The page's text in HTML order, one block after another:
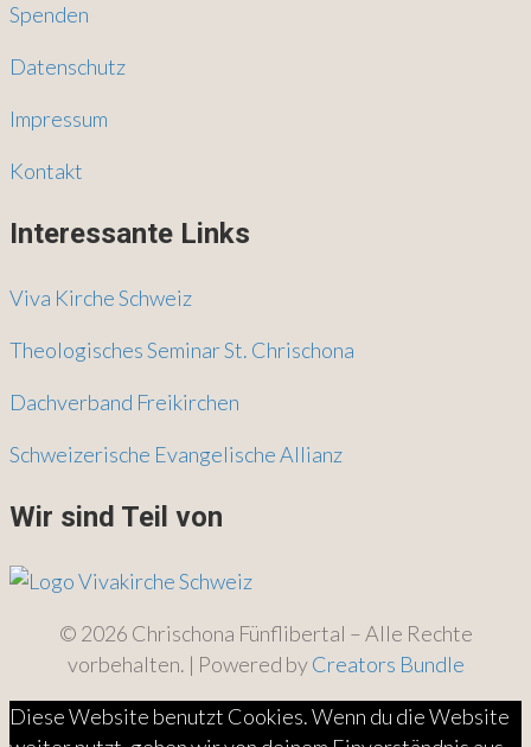
Spenden
Datenschutz
Impressum
Kontakt
Interessante Links
Viva Kirche Schweiz
Theologisches Seminar St. Chrischona
Dachverband Freikirchen
Schweizerische Evangelische Allianz
Wir sind Teil von
© 2026 Chrischona Fünflibertal – Alle Rechte
vorbehalten. | Powered byCreators Bundle
Diese Website benutzt Cookies. Wenn du die Website